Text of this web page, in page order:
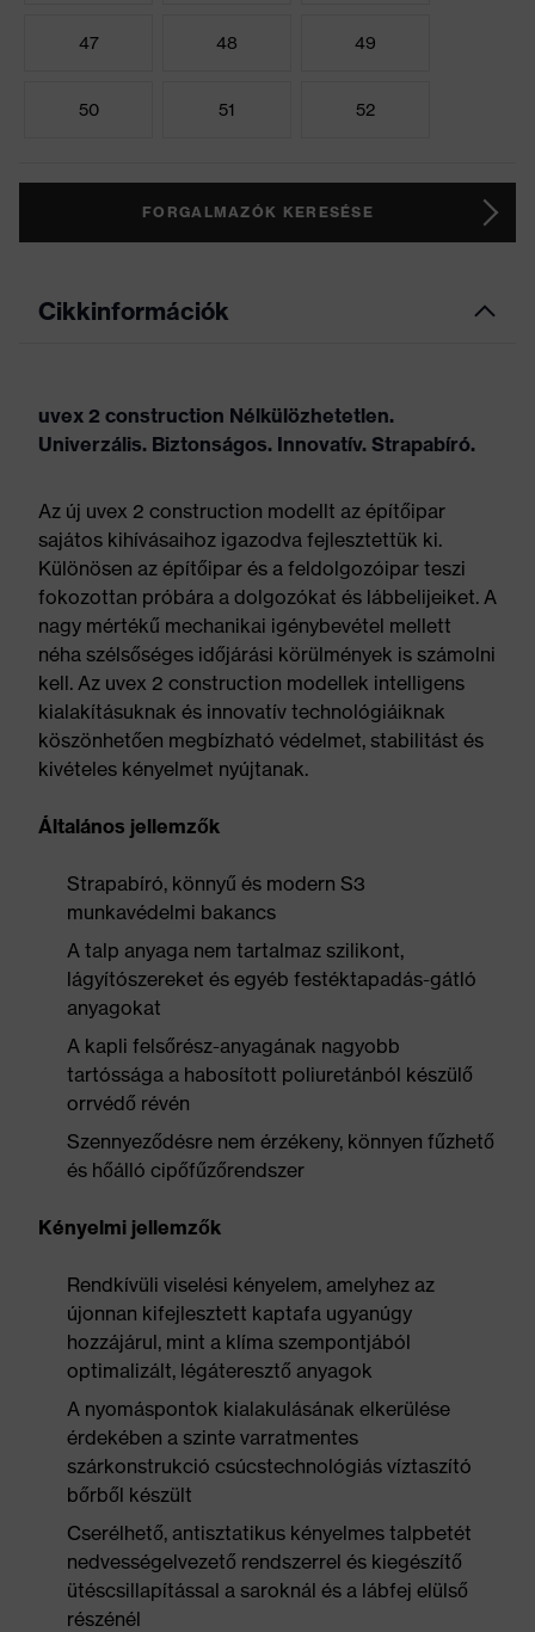
47 48 49
50 51 52
FORGALMAZÓK KERESÉSE
Cikkinformációk
uvex 2 construction Nélkülözhetetlen.
Univerzális. Biztonságos. Innovatív. Strapabíró.
Az új uvex 2 construction modellt az építőipar
sajátos kihívásaihoz igazodva fejlesztettük ki.
Különösen az építőipar és a feldolgozóipar teszi
fokozottan próbára a dolgozókat és lábbelijeiket. A
nagy mértékű mechanikai igénybevétel mellett
néha szélsőséges időjárási körülmények is számolni
kell. Az uvex 2 construction modellek intelligens
kialakításuknak és innovatív technológiáiknak
köszönhetően megbízható védelmet, stabilitást és
kivételes kényelmet nyújtanak.
Általános jellemzők
Strapabíró, könnyű és modern S3
munkavédelmi bakancs
A talp anyaga nem tartalmaz szilikont,
lágyítószereket és egyéb festéktapadás-gátló
anyagokat
A kapli felsőrész-anyagának nagyobb
tartóssága a habosított poliuretánból készülő
orrvédő révén
Szennyeződésre nem érzékeny, könnyen fűzhető
és hőálló cipőfűzőrendszer
Kényelmi jellemzők
Rendkívüli viselési kényelem, amelyhez az
újonnan kifejlesztett kaptafa ugyanúgy
hozzájárul, mint a klíma szempontjából
optimalizált, légáteresztő anyagok
A nyomáspontok kialakulásának elkerülése
érdekében a szinte varratmentes
szárkonstrukció csúcstechnológiás víztaszító
bőrből készült
Cserélhető, antisztatikus kényelmes talpbetét
nedvességelvezető rendszerrel és kiegészítő
ütéscsillapítással a saroknál és a lábfej elülső
részénél